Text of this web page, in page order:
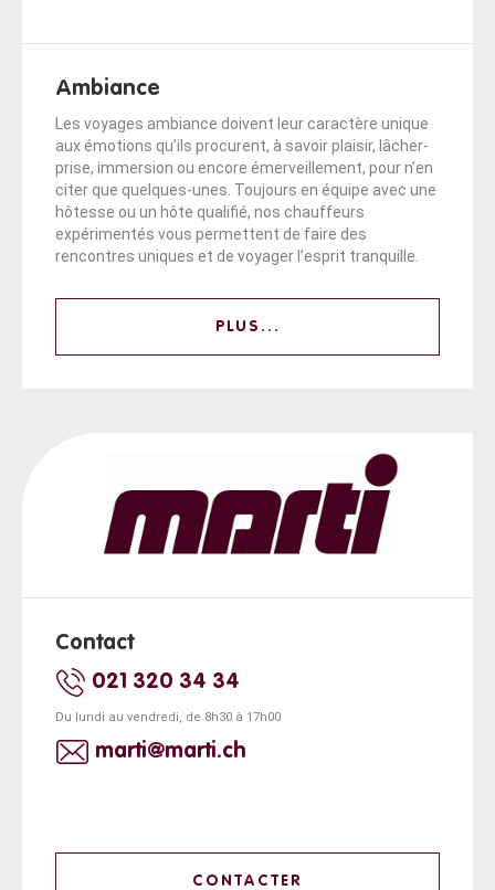
Ambiance
Les voyages ambiance doivent leur caractère unique
aux émotions qu’ils procurent, à savoir plaisir, lâcher-
prise, immersion ou encore émerveillement, pour n’en
citer que quelques-unes. Toujours en équipe avec une
hôtesse ou un hôte qualifié, nos chauffeurs
expérimentés vous permettent de faire des
rencontres uniques et de voyager l’esprit tranquille.
PLUS...
Contact
021 320 34 34
Du lundi au vendredi, de 8h30 à 17h00
marti@marti.ch
CONTACTER